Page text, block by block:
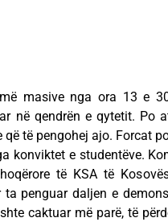
masive nga ora 13 e
në qendrën e qytetit. Po
të pengohej ajo. Forcat
konviktet e studentëve.
të KSA të
penguar daljen e
caktuar më parë, të